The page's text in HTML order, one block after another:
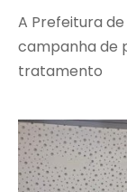
A Prefeitura de
campanha de
tratamento